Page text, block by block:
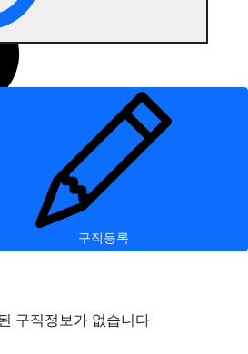
구직등록
구직정보가 없습니다